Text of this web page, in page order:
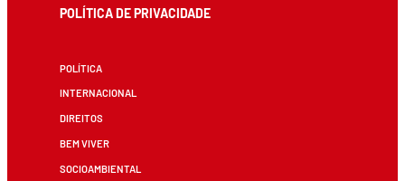
POLÍTICA DE PRIVACIDADE
POLÍTICA
INTERNACIONAL
DIREITOS
BEM VIVER
SOCIOAMBIENTAL